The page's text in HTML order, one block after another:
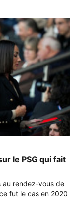
le PSG qui fait
au rendez-vous de
fut le cas en 2020